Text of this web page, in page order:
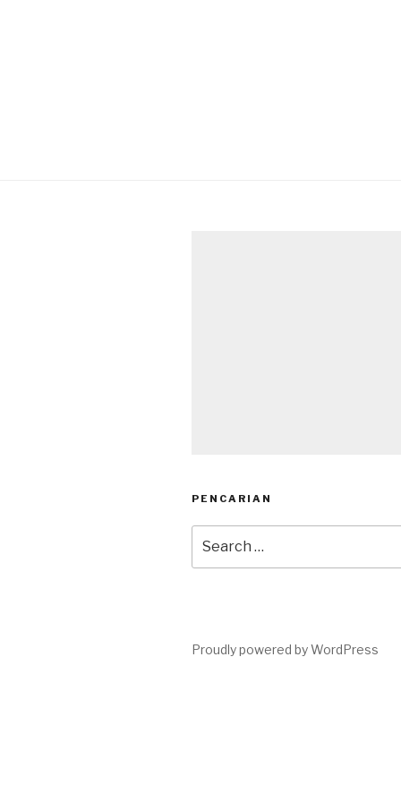
PENCARIAN
for:
Proudly powered by WordPress